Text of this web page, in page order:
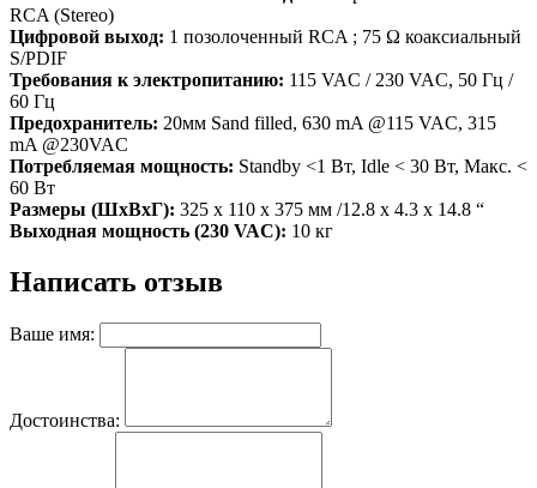
RCA (Stereo)
Цифровой выход: 1 позолоченный RCA ; 75 Ω коаксиальный
S/PDIF
Требования к электропитанию: 115 VAC / 230 VAC, 50 Гц /
60 Гц
Предохранитель: 20мм Sand filled, 630 mA @115 VAC, 315
mA @230VAC
Потребляемая мощность: Standby <1 Вт, Idle < 30 Вт, Макс. <
60 Вт
Размеры (ШхВхГ): 325 х 110 х 375 мм /12.8 x 4.3 x 14.8 “
Выходная мощность (230 VAC): 10 кг
Написать отзыв
Ваше имя:
Достоинства: